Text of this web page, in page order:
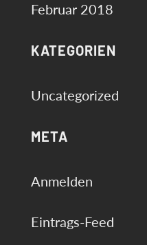
Februar 2018
KATEGORIEN
Uncategorized
META
Anmelden
Eintrags-Feed